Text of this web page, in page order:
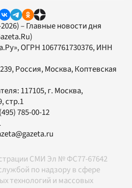
– Главные новости дня
, ОГРН 1067761730376, ИНН
Россия, Москва, Коптевская
117105, г. Москва,
стр.1
785-00-12
СМИ Эл № ФС77-67642
по надзору в сфере
технологий и массовых